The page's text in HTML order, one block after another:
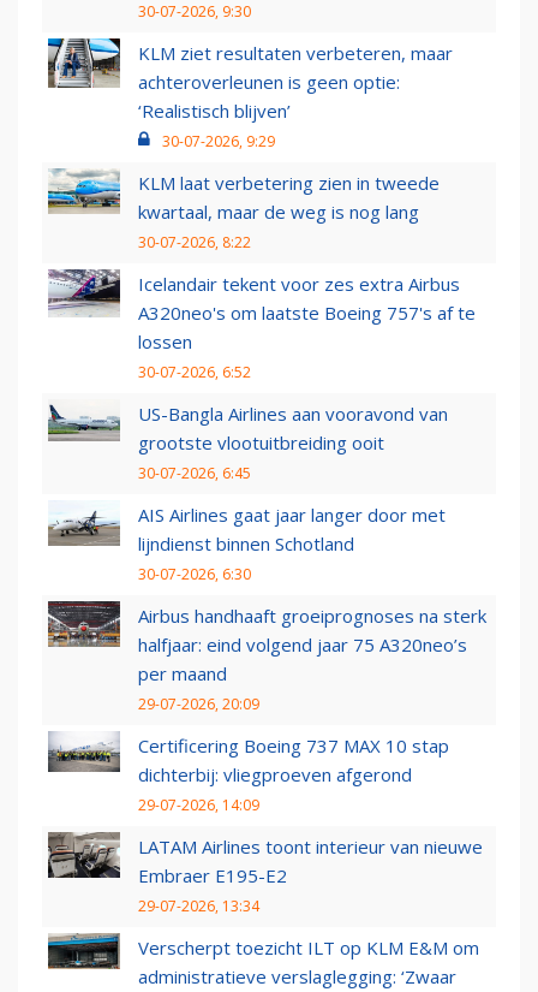
30-07-2026, 9:30
KLM ziet resultaten verbeteren, maar
achteroverleunen is geen optie:
‘Realistisch blijven’
30-07-2026, 9:29
KLM laat verbetering zien in tweede
kwartaal, maar de weg is nog lang
30-07-2026, 8:22
Icelandair tekent voor zes extra Airbus
A320neo's om laatste Boeing 757's af te
lossen
30-07-2026, 6:52
US-Bangla Airlines aan vooravond van
grootste vlootuitbreiding ooit
30-07-2026, 6:45
AIS Airlines gaat jaar langer door met
lijndienst binnen Schotland
30-07-2026, 6:30
Airbus handhaaft groeiprognoses na sterk
halfjaar: eind volgend jaar 75 A320neo’s
per maand
29-07-2026, 20:09
Certificering Boeing 737 MAX 10 stap
dichterbij: vliegproeven afgerond
29-07-2026, 14:09
LATAM Airlines toont interieur van nieuwe
Embraer E195-E2
29-07-2026, 13:34
Verscherpt toezicht ILT op KLM E&M om
administratieve verslaglegging: ‘Zwaar